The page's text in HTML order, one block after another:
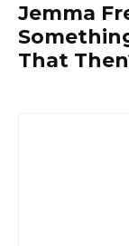
Jemma
That